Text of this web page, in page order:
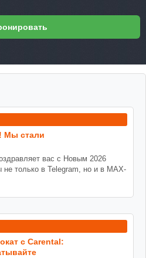
Мы стали
вас с Новым 2026
только в Telegram, но и в MAX-
с Carental: